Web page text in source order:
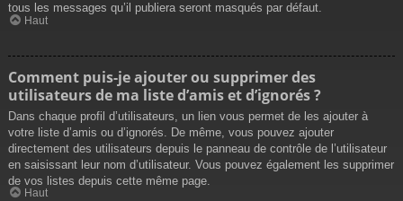
tous les messages qu’il publiera seront masqués par défaut.
Haut
Comment puis-je ajouter ou supprimer des
utilisateurs de ma liste d’amis et d’ignorés ?
Dans chaque profil d’utilisateurs, un lien vous permet de les ajouter à
votre liste d’amis ou d’ignorés. De même, vous pouvez ajouter
directement des utilisateurs depuis le panneau de contrôle de l’utilisateur
en saisissant leur nom d’utilisateur. Vous pouvez également les supprimer
de vos listes depuis cette même page.
Haut